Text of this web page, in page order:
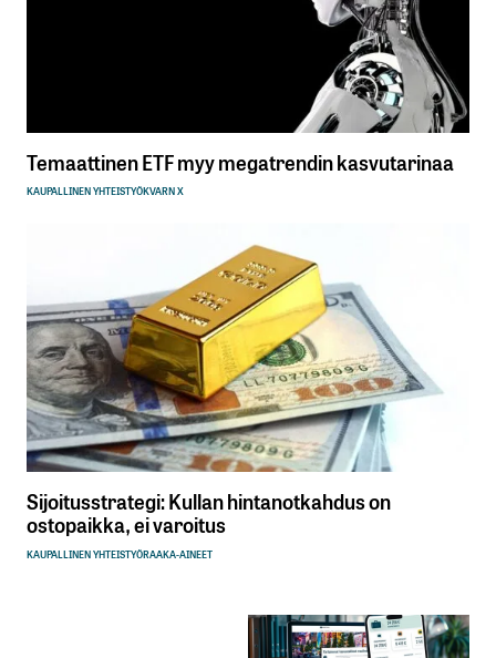
Temaattinen ETF myy megatrendin kasvutarinaa
KAUPALLINEN YHTEISTYÖKVARN X
Sijoitusstrategi: Kullan hintanotkahdus on
ostopaikka, ei varoitus
KAUPALLINEN YHTEISTYÖRAAKA-AINEET